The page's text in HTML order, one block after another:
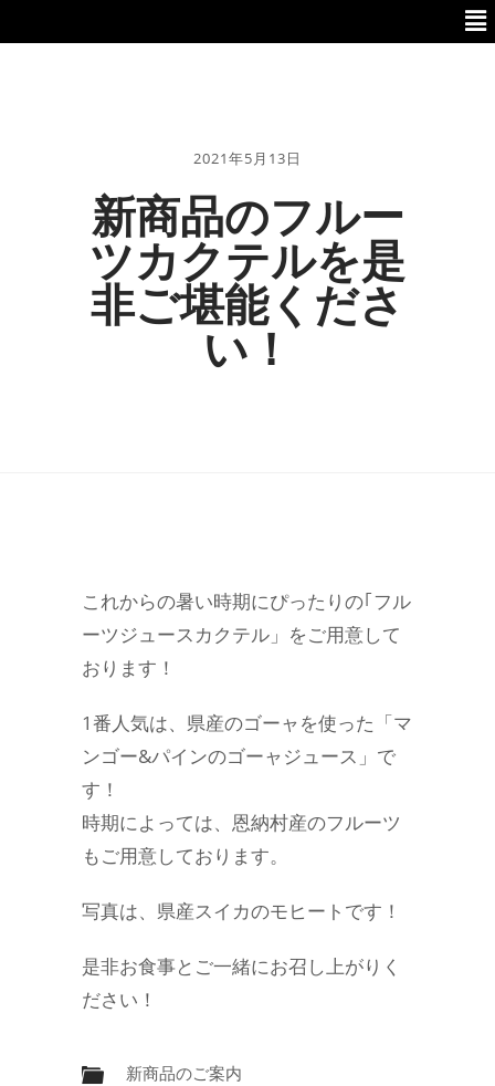
2021年5月13日
新商品のフルー
ツカクテルを是
非ご堪能くださ
い！
これからの暑い時期にぴったりの｢フル
ーツジュースカクテル」をご用意して
おります！
1番人気は、県産のゴーャを使った「マ
ンゴー&パインのゴーャジュース」で
す！
時期によっては、恩納村産のフルーツ
もご用意しております。
写真は、県産スイカのモヒートです！
是非お食事とご一緒にお召し上がりく
ださい！
新商品のご案内